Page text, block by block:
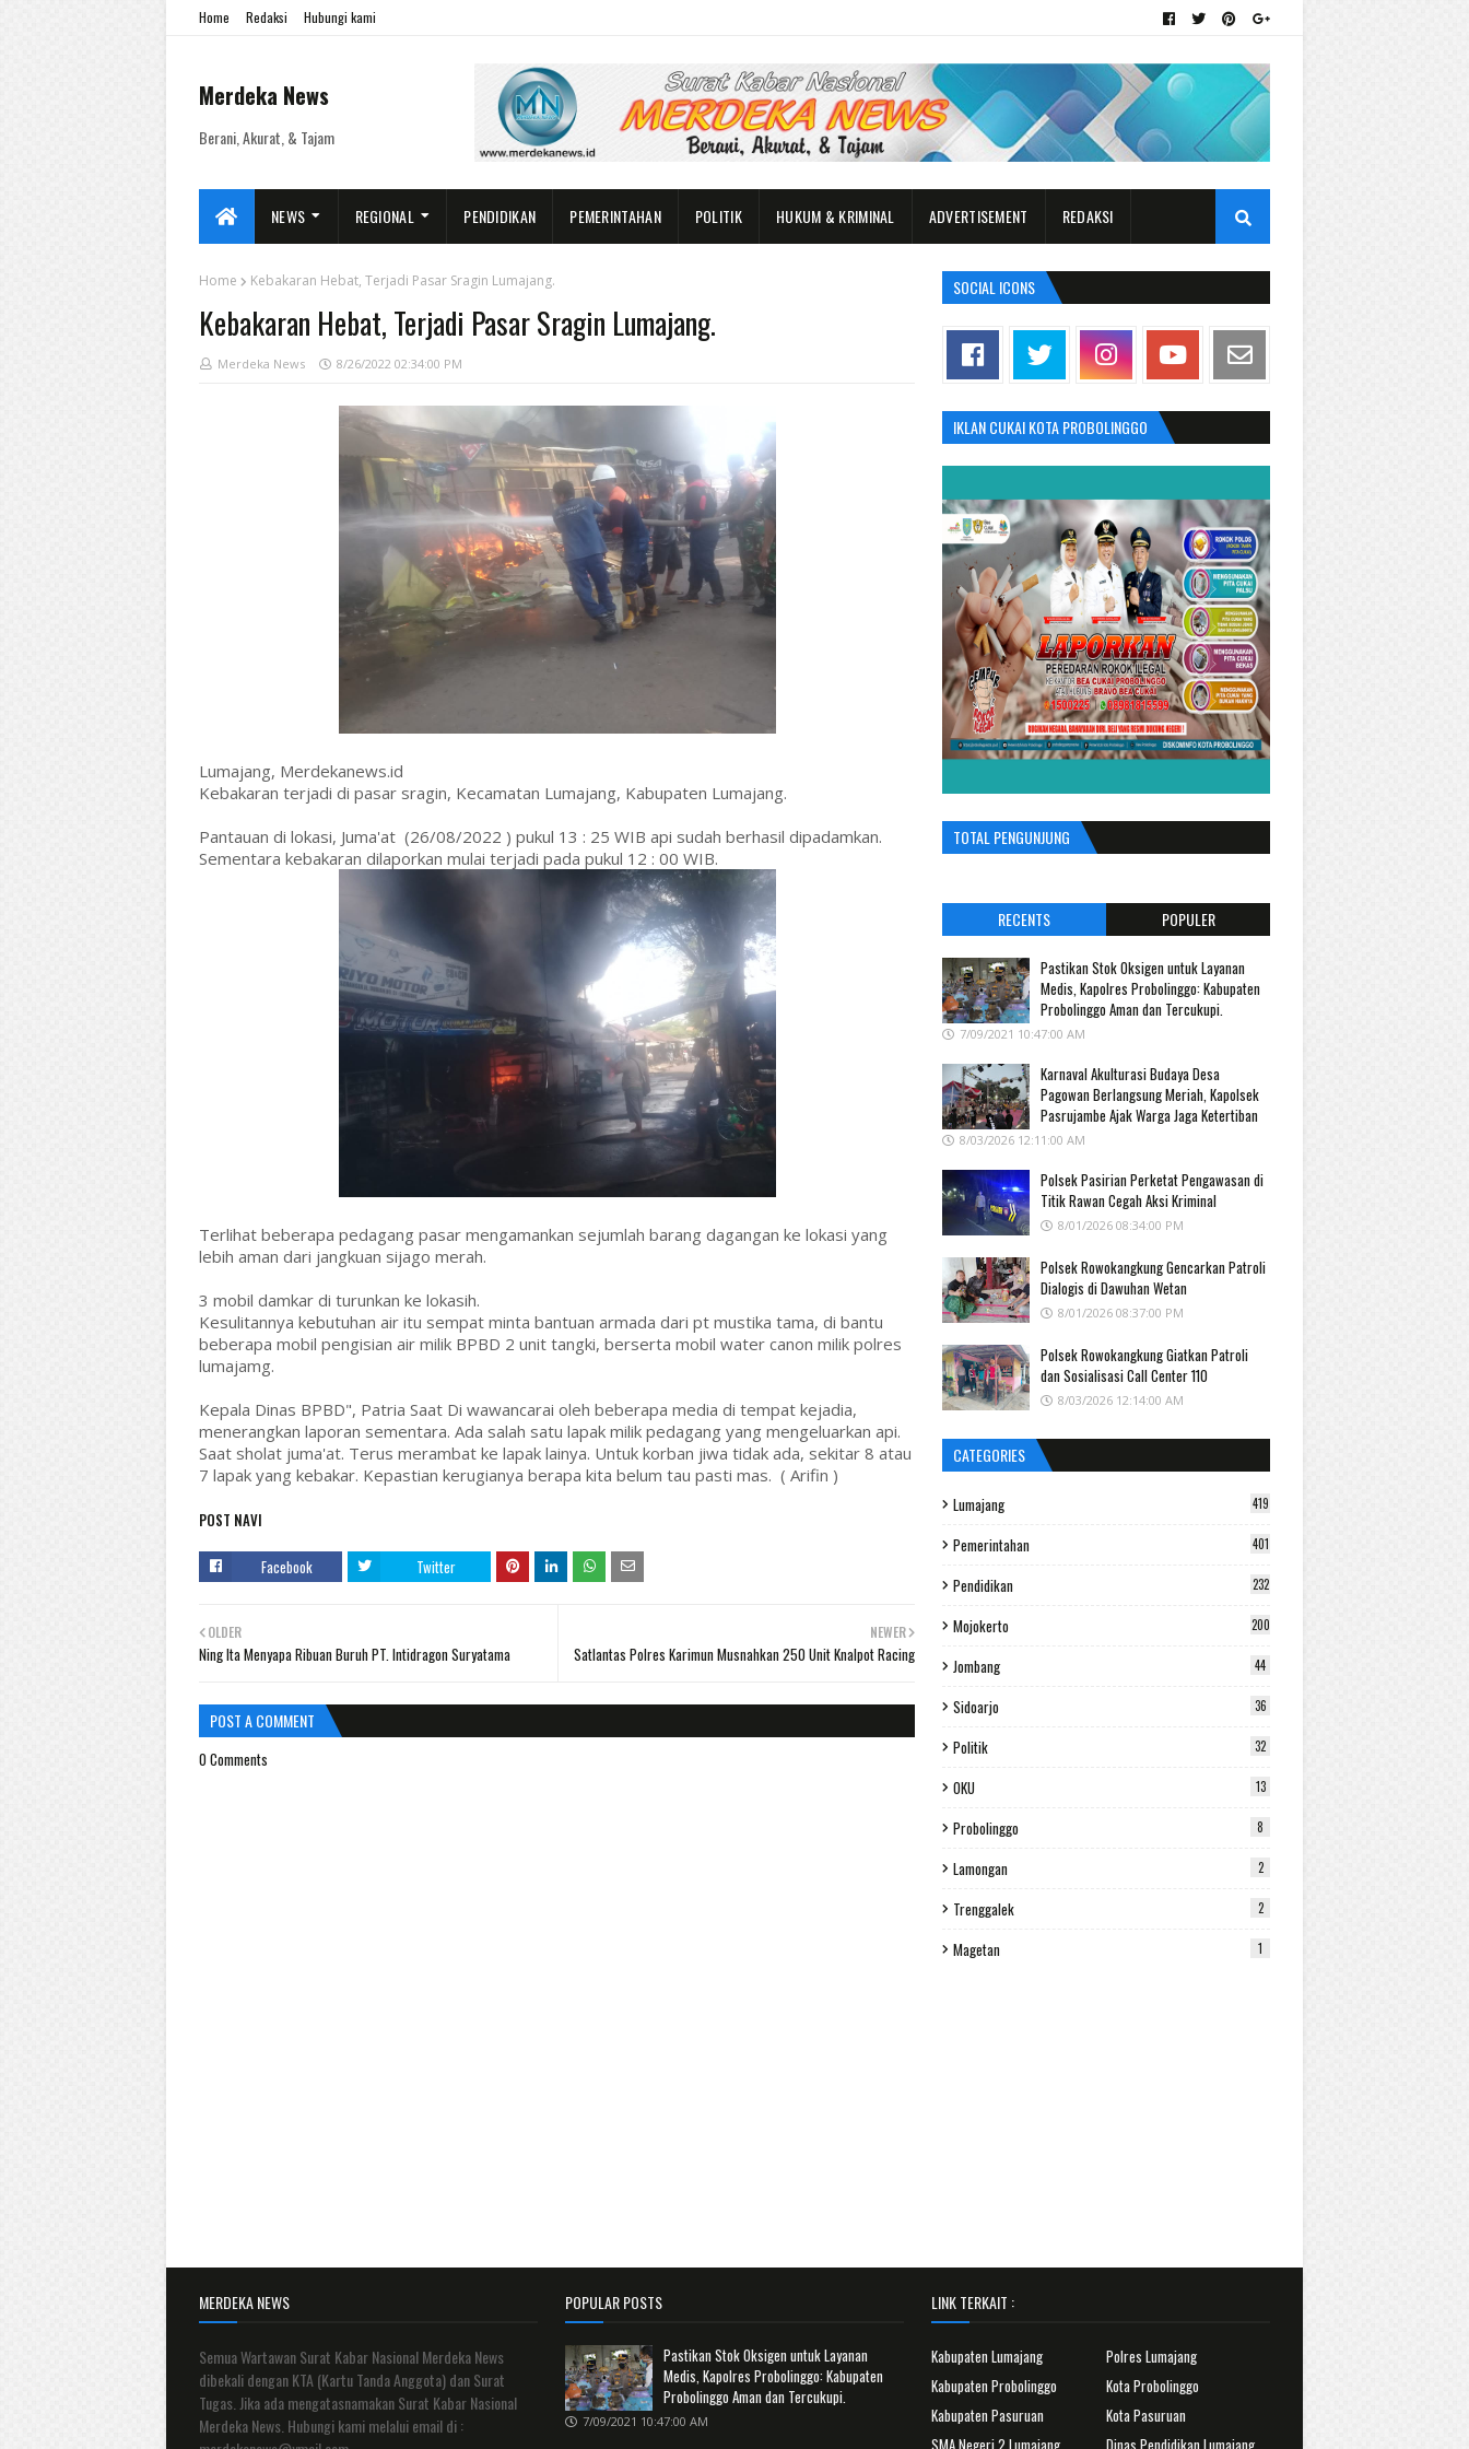
Home Redaksi Hubungi kami
Merdeka News
Berani, Akurat, & Tajam
NEWS REGIONAL PENDIDIKAN PEMERINTAHAN POLITIK HUKUM & KRIMINAL ADVERTISEMENT REDAKSI
Home Kebakaran Hebat, Terjadi Pasar Sragin Lumajang.
Kebakaran Hebat, Terjadi Pasar Sragin Lumajang.
Merdeka News 8/26/2022 02:34:00 PM
Lumajang, Merdekanews.id
Kebakaran terjadi di pasar sragin, Kecamatan Lumajang, Kabupaten Lumajang.
Pantauan di lokasi, Juma'at (26/08/2022 ) pukul 13 : 25 WIB api sudah berhasil dipadamkan.
Sementara kebakaran dilaporkan mulai terjadi pada pukul 12 : 00 WIB.
Terlihat beberapa pedagang pasar mengamankan sejumlah barang dagangan ke lokasi yang
lebih aman dari jangkuan sijago merah.
3 mobil damkar di turunkan ke lokasih.
Kesulitannya kebutuhan air itu sempat minta bantuan armada dari pt mustika tama, di bantu
beberapa mobil pengisian air milik BPBD 2 unit tangki, berserta mobil water canon milik polres
lumajamg.
Kepala Dinas BPBD", Patria Saat Di wawancarai oleh beberapa media di tempat kejadia,
menerangkan laporan sementara. Ada salah satu lapak milik pedagang yang mengeluarkan api.
Saat sholat juma'at. Terus merambat ke lapak lainya. Untuk korban jiwa tidak ada, sekitar 8 atau
7 lapak yang kebakar. Kepastian kerugianya berapa kita belum tau pasti mas. ( Arifin )
POST NAVI
Facebook Twitter
NEWER
Satlantas Polres Karimun Musnahkan 250 Unit Knalpot Racing
OLDER
Ning Ita Menyapa Ribuan Buruh PT. Intidragon Suryatama
POST A COMMENT
0 Comments
SOCIAL ICONS
IKLAN CUKAI KOTA PROBOLINGGO
TOTAL PENGUNJUNG
RECENTS POPULER
Pastikan Stok Oksigen untuk Layanan
Medis, Kapolres Probolinggo: Kabupaten
Probolinggo Aman dan Tercukupi.
7/09/2021 10:47:00 AM
Karnaval Akulturasi Budaya Desa
Pagowan Berlangsung Meriah, Kapolsek
Pasrujambe Ajak Warga Jaga Ketertiban
8/03/2026 12:11:00 AM
Polsek Pasirian Perketat Pengawasan di
Titik Rawan Cegah Aksi Kriminal
8/01/2026 08:34:00 PM
Polsek Rowokangkung Gencarkan Patroli
Dialogis di Dawuhan Wetan
8/01/2026 08:37:00 PM
Polsek Rowokangkung Giatkan Patroli
dan Sosialisasi Call Center 110
8/03/2026 12:14:00 AM
CATEGORIES
Lumajang 419
Pemerintahan 401
Pendidikan 232
Mojokerto 200
Jombang 44
Sidoarjo 36
Politik 32
OKU 13
Probolinggo 8
Lamongan 2
Trenggalek 2
Magetan 1
MERDEKA NEWS
Semua Wartawan Surat Kabar Nasional Merdeka News
dibekali dengan KTA (Kartu Tanda Anggota) dan Surat
Tugas. Jika ada mengatasnamakan Surat Kabar Nasional
Merdeka News. Hubungi kami melalui email di :
POPULAR POSTS
Pastikan Stok Oksigen untuk Layanan
Medis, Kapolres Probolinggo: Kabupaten
Probolinggo Aman dan Tercukupi.
7/09/2021 10:47:00 AM
LINK TERKAIT :
Kabupaten Lumajang
Polres Lumajang
Kabupaten Probolinggo
Kota Probolinggo
Kabupaten Pasuruan
Kota Pasuruan
SMA Negeri 2 Lumajang
Dinas Pendidikan Lumajang